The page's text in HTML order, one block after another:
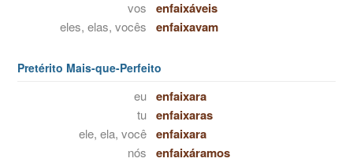
vos enfaixáveis
eles, elas, vocês enfaixavam
Pretérito Mais-que-Perfeito
eu enfaixara
tu enfaixaras
ele, ela, você enfaixara
nós enfaixáramos